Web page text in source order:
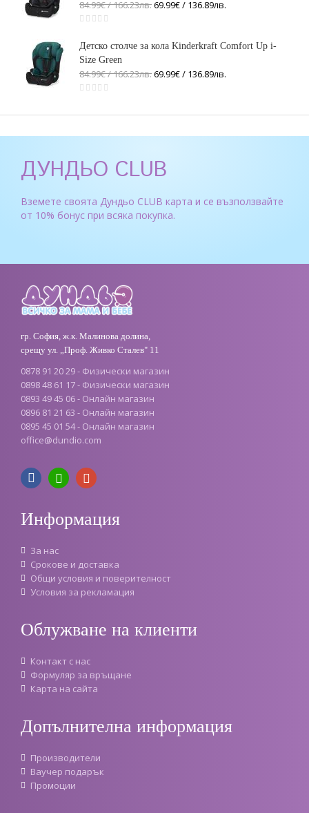
84.99€ / 166.23лв.69.99€ / 136.89лв.
Детско столче за кола Kinderkraft Comfort Up i-
Size Green
84.99€ / 166.23лв.69.99€ / 136.89лв.
ДУНДЬО CLUB
Вземете своята Дундьо CLUB карта и се възползвайте
от 10% бонус при всяка покупка.
гр. София, ж.к. Малинова долина,
срещу ул. „Проф. Живко Сталев" 11
0878 91 20 29 - Физически магазин
0898 48 61 17 - Физически магазин
0893 49 45 06 - Онлайн магазин
0896 81 21 63 - Онлайн магазин
0895 45 01 54 - Онлайн магазин
office@dundio.com
Информация
За нас
Срокове и доставка
Oбщи условия и поверителност
Условия за рекламация
Облужване на клиенти
Контакт с нас
Формуляр за връщане
Карта на сайта
Допълнителна информация
Производители
Ваучер подарък
Промоции